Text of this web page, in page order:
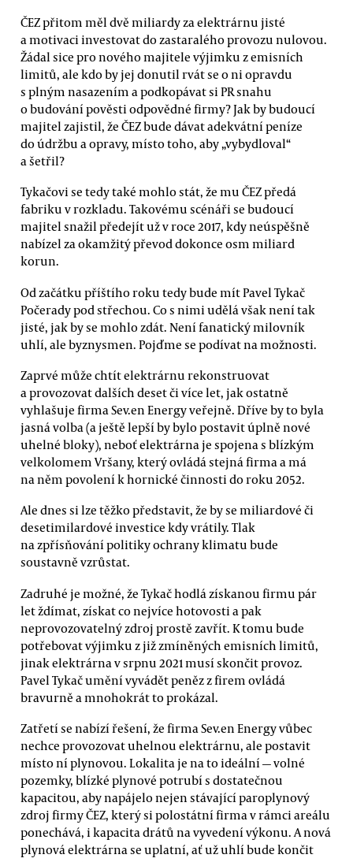
ČEZ přitom měl dvě miliardy za elektrárnu jisté
a motivaci investovat do zastaralého provozu nulovou.
Žádal sice pro nového majitele výjimku z emisních
limitů, ale kdo by jej donutil rvát se o ni opravdu
s plným nasazením a podkopávat si PR snahu
o budování pověsti odpovědné firmy? Jak by budoucí
majitel zajistil, že ČEZ bude dávat adekvátní peníze
do údržbu a opravy, místo toho, aby „vybydloval“
a šetřil?
Tykačovi se tedy také mohlo stát, že mu ČEZ předá
fabriku v rozkladu. Takovému scénáři se budoucí
majitel snažil předejít už v roce 2017, kdy neúspěšně
nabízel za okamžitý převod dokonce osm miliard
korun.
Od začátku příštího roku tedy bude mít Pavel Tykač
Počerady pod střechou. Co s nimi udělá však není tak
jisté, jak by se mohlo zdát. Není fanatický milovník
uhlí, ale byznysmen. Pojďme se podívat na možnosti.
Zaprvé může chtít elektrárnu rekonstruovat
a provozovat dalších deset či více let, jak ostatně
vyhlašuje firma Sev.en Energy veřejně. Dříve by to byla
jasná volba (a ještě lepší by bylo postavit úplně nové
uhelné bloky), neboť elektrárna je spojena s blízkým
velkolomem Vršany, který ovládá stejná firma a má
na něm povolení k hornické činnosti do roku 2052.
Ale dnes si lze těžko představit, že by se miliardové či
desetimilardové investice kdy vrátily. Tlak
na zpřísňování politiky ochrany klimatu bude
soustavně vzrůstat.
Zadruhé je možné, že Tykač hodlá získanou firmu pár
let ždímat, získat co nejvíce hotovosti a pak
neprovozovatelný zdroj prostě zavřít. K tomu bude
potřebovat výjimku z již zmíněných emisních limitů,
jinak elektrárna v srpnu 2021 musí skončit provoz.
Pavel Tykač umění vyvádět peněz z firem ovládá
bravurně a mnohokrát to prokázal.
Zatřetí se nabízí řešení, že firma Sev.en Energy vůbec
nechce provozovat uhelnou elektrárnu, ale postavit
místo ní plynovou. Lokalita je na to ideální — volné
pozemky, blízké plynové potrubí s dostatečnou
kapacitou, aby napájelo nejen stávající paroplynový
zdroj firmy ČEZ, který si polostátní firma v rámci areálu
ponechává, i kapacita drátů na vyvedení výkonu. A nová
plynová elektrárna se uplatní, ať už uhlí bude končit